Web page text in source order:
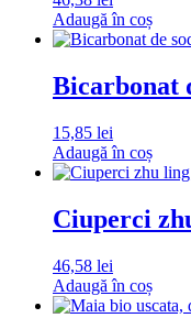
Adaugă în coș
Bicarbonat
15,85 lei
Adaugă în coș
Ciuperci
46,58 lei
Adaugă în coș